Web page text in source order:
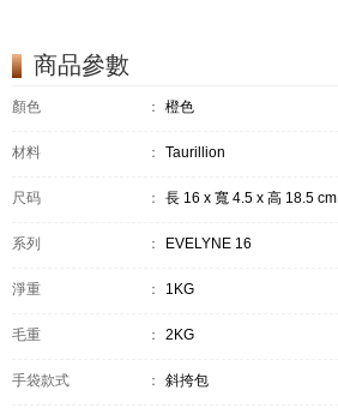
商品參數
顏色 ： 橙色
材料 ： Taurillion
尺码 ： 長 16 x 寬 4.5 x 高 18.5 cm
系列 ： EVELYNE 16
淨重 ： 1KG
毛重 ： 2KG
手袋款式 ： 斜挎包